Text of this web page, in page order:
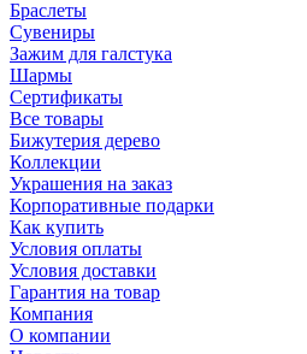
Браслеты
Сувениры
Зажим для галстука
Шармы
Сертификаты
Все товары
Бижутерия дерево
Коллекции
Украшения на заказ
Корпоративные подарки
Как купить
Условия оплаты
Условия доставки
Гарантия на товар
Компания
О компании